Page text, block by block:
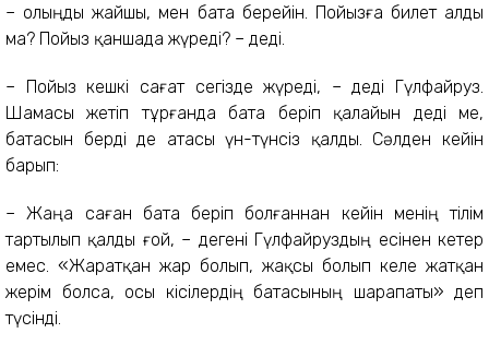
– Қолыңды жайшы, мен бата берейін. Пойызға билет алды
ма? Пойыз қаншада жүреді? – деді.
– Пойыз кешкі сағат сегізде жүреді, – деді Гүлфайруз.
Шамасы жетіп тұрғанда бата беріп қалайын деді ме,
батасын берді де атасы үн-түнсіз қалды. Сәлден кейін
барып:
– Жаңа саған бата беріп болғаннан кейін менің тілім
тартылып қалды ғой, – дегені Гүлфайруздың есінен кетер
емес. «Жаратқан жар болып, жақсы болып келе жатқан
жерім болса, осы кісілердің батасының шарапаты» деп
түсінді.